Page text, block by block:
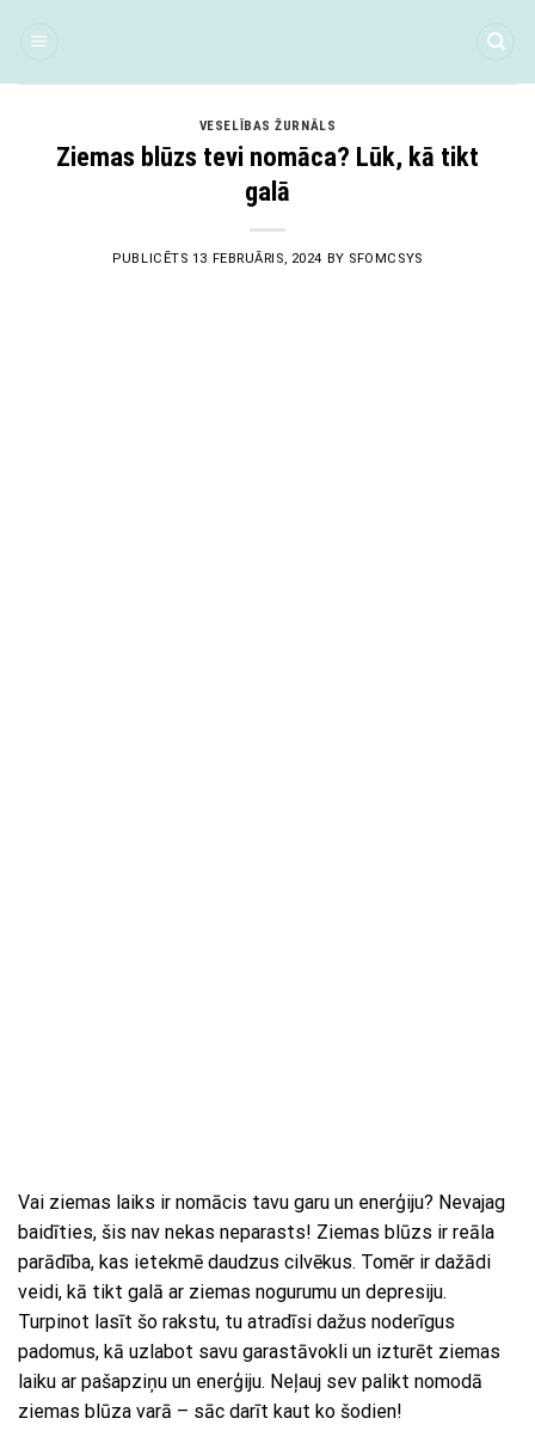
VESELĪBAS ŽURNĀLS
Ziemas blūzs tevi nomāca? Lūk, kā tikt
galā
PUBLICĒTS 13 FEBRUĀRIS, 2024 BY SFOMCSYS
Vai ziemas laiks ir nomācis tavu garu un enerģiju? Nevajag
baidīties, šis nav nekas neparasts! Ziemas blūzs ir reāla
parādība, kas ietekmē daudzus cilvēkus. Tomēr ir dažādi
veidi, kā tikt galā ar ziemas nogurumu un depresiju.
Turpinot lasīt šo rakstu, tu atradīsi dažus noderīgus
padomus, kā uzlabot savu garastāvokli un izturēt ziemas
laiku ar pašapziņu un enerģiju. Neļauj sev palikt nomodā
ziemas blūza varā – sāc darīt kaut ko šodien!